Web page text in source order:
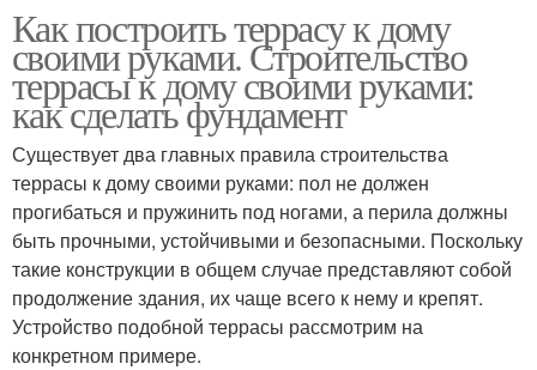
Как построить террасу к дому
своими руками. Строительство
террасы к дому своими руками:
как сделать фундамент
Существует два главных правила строительства
террасы к дому своими руками: пол не должен
прогибаться и пружинить под ногами, а перила должны
быть прочными, устойчивыми и безопасными. Поскольку
такие конструкции в общем случае представляют собой
продолжение здания, их чаще всего к нему и крепят.
Устройство подобной террасы рассмотрим на
конкретном примере.